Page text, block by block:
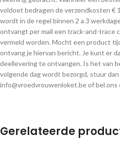
voldoet bedragen de verzendkosten €
wordt in de regel binnen 2 a 3
ontvangt per mail een track-and-trace
vermeld worden. Mocht een product
ontvang je hiervan bericht. Je kunt er
deellevering te ontvangen. Is het van
volgende dag wordt bezorgd, stuur dan
info@vroedvrouwenloket.be of bel
Gerelateerde